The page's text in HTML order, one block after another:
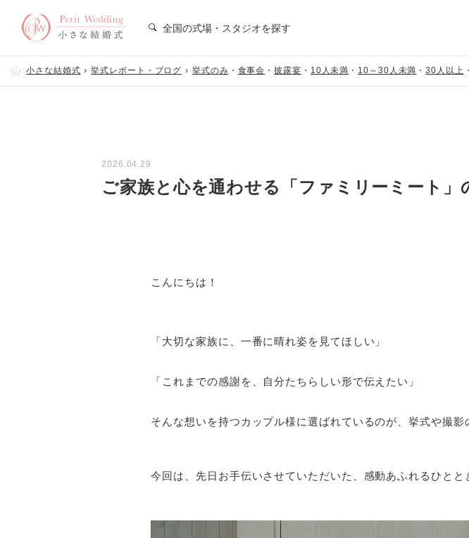
全国の式場・スタジオを探す
小さな結婚式 挙式レポート・ブログ 挙式のみ ・ 食事会 ・披露宴 ・ 10人未満 ・ 10～30人未満 ・30人以上 ・
2026.04.29
ご家族と心を通わせる「ファミリーミート」
こんにちは！
「大切な家族に、一番に晴れ姿を見てほしい」
「これまでの感謝を、自分たちらしい形で伝えたい」
そんな想いを持つカップル様に選ばれているのが、挙式や撮影
今回は、先日お手伝いさせていただいた、感動あふれるひとと